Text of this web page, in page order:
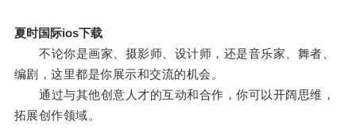
夏时国际ios下载
不论你是画家、摄影师、设计师，还是音乐家、舞者、
编剧，这里都是你展示和交流的机会。
通过与其他创意人才的互动和合作，你可以开阔思维，
拓展创作领域。